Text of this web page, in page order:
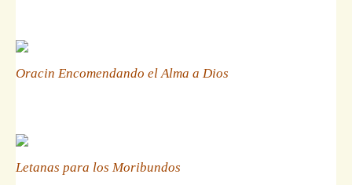
Oracin Encomendando el Alma a Dios
Letanas para los Moribundos